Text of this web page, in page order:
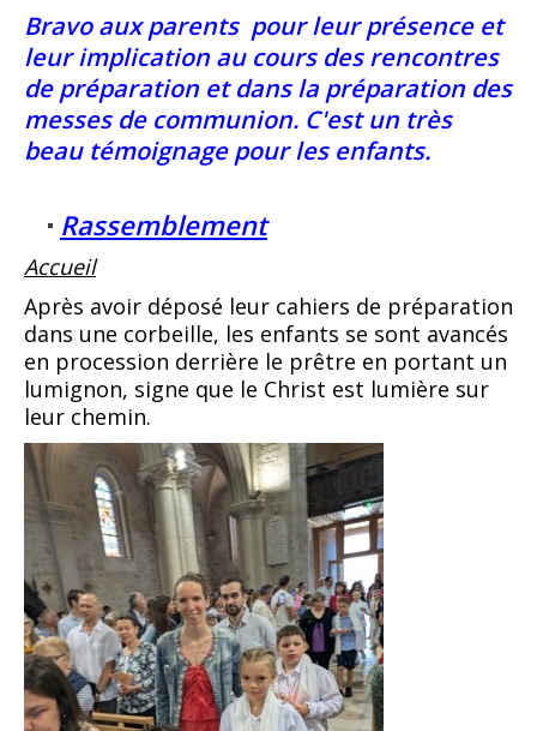
Bravo aux parents pour leur présence et
leur implication au cours des rencontres
de préparation et dans la préparation des
messes de communion. C'est un très
beau témoignage pour les enfants.
Rassemblement
Accueil
Après avoir déposé leur cahiers de préparation
dans une corbeille, les enfants se sont avancés
en procession derrière le prêtre en portant un
lumignon, signe que le Christ est lumière sur
leur chemin.